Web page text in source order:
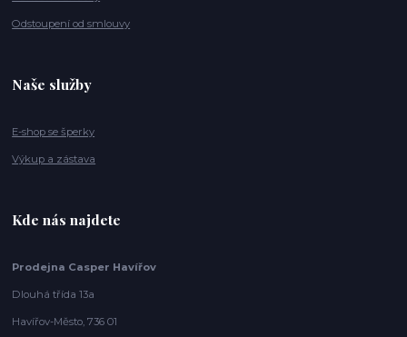
Odstoupení od smlouvy
Naše služby
E-shop se šperky
Výkup a zástava
Kde nás najdete
Prodejna Casper Havířov
Dlouhá třída 13a
Havířov-Město, 736 01